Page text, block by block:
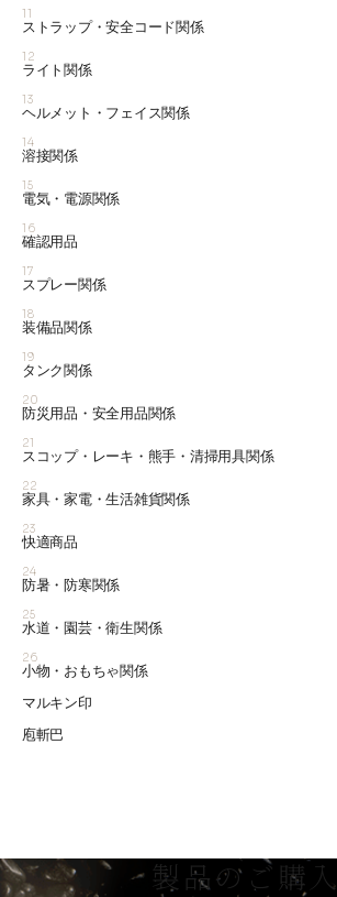
11
ストラップ・安全コード関係
12
ライト関係
13
ヘルメット・フェイス関係
14
溶接関係
15
電気・電源関係
16
確認用品
17
スプレー関係
18
装備品関係
19
タンク関係
20
防災用品・安全用品関係
21
スコップ・レーキ・熊手・清掃用具関係
22
家具・家電・生活雑貨関係
23
快適商品
24
防暑・防寒関係
25
水道・園芸・衛生関係
26
小物・おもちゃ関係
マルキン印
庖斬巴
製品のご購入